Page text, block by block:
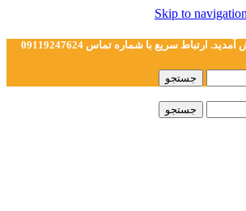
Skip to navigation
ارتباط سریع با شماره تماس 09119247624
جستجو
جستجو